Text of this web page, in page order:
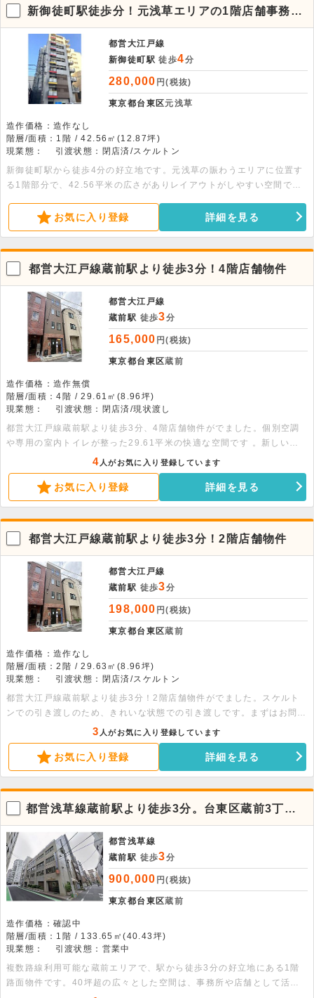
新御徒町駅徒歩分！元浅草エリアの1階店舗事務所
物件
都営大江戸線
新御徒町駅 徒歩4分
280,000 円(税抜)
東京都台東区元浅草
造作価格：造作なし
階層/面積：1階 / 42.56㎡(12.87坪)
現業態：
引渡状態：閉店済/スケルトン
新御徒町駅から徒歩4分の好立地です。元浅草の賑わうエリアに位置す
る1階部分で、42.56平米の広さがありレイアウトがしやすい空間で
可能です。 お気に入り登録 詳細を見る
都営大江戸線蔵前駅より徒歩3分！4階店舗物件
都営大江戸線
蔵前駅 徒歩3分
165,000 円(税抜)
東京都台東区蔵前
造作価格：造作無償
階層/面積：4階 / 29.61㎡(8.96坪)
現業態：
引渡状態：閉店済/現状渡し
都営大江戸線蔵前駅より徒歩3分、4階店舗物件がでました。個別空調
や専用の室内トイレが整った29.61平米の快適な空間です 。新しいビ
ジネスの拠点としてぜひご検討ください 。
4 人がお気に入り登録しています
お気に入り登録 詳細を見る
都営大江戸線蔵前駅より徒歩3分！2階店舗物件
都営大江戸線
蔵前駅 徒歩3分
198,000 円(税抜)
東京都台東区蔵前
造作価格：造作なし
階層/面積：2階 / 29.63㎡(8.96坪)
現業態：
引渡状態：閉店済/スケルトン
都営大江戸線蔵前駅より徒歩3分！2階店舗物件がでました。スケルト
ンでの引き渡しのため、きれいな状態での引き渡しです。まずはお問い
3 人がお気に入り登録しています
お気に入り登録 詳細を見る
都営浅草線蔵前駅より徒歩3分。台東区蔵前3丁目
の1階路面店舗事務所です。
都営浅草線
蔵前駅 徒歩3分
900,000 円(税抜)
東京都台東区蔵前
造作価格：確認中
階層/面積：1階 / 133.65㎡(40.43坪)
現業態：
引渡状態：営業中
複数路線利用可能な蔵前エリアで、駅から徒歩3分の好立地にある1階
路面物件です。40坪超の広々とした空間は、事務所や店舗として活用